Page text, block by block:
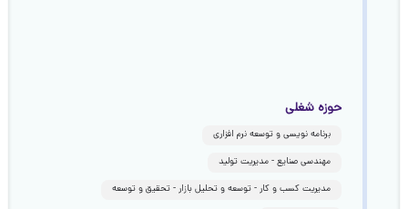
حوزه شغلی
برنامه نویسی و توسعه نرم افزاری
مهندسی صنایع - مدیریت تولید
مدیریت کسب و کار - توسعه و تحلیل بازار - تحقیق و توسعه